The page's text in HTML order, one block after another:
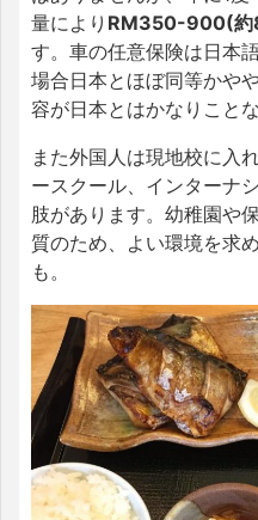
量により RM350-900(約
す。車の任意保険は日本
場合日本とほぼ同等かや
容が日本とはかなりこと
また外国人は現地校に入
ースクール、インターナ
肢があります。幼稚園や
質のため、よい環境を求
も。